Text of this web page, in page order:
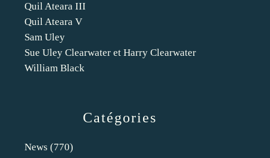
Catégories
News (770)
Quil Ateara III
Quil Ateara V
Sam Uley
Sue Uley Clearwater et Harry Clearwater
William Black